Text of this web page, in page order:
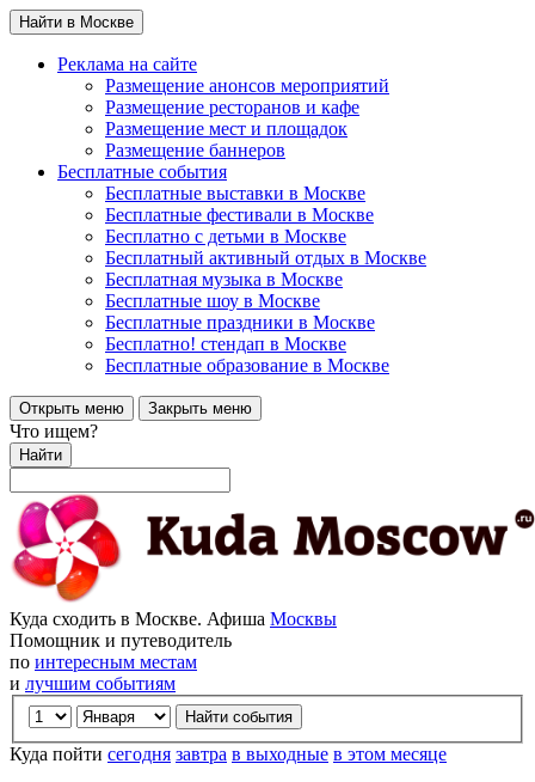
Найти в Москве
Реклама на сайте
Размещение анонсов мероприятий
Размещение ресторанов и кафе
Размещение мест и площадок
Размещение баннеров
Бесплатные события
Бесплатные выставки в Москве
Бесплатные фестивали в Москве
Бесплатно с детьми в Москве
Бесплатный активный отдых в Москве
Бесплатная музыка в Москве
Бесплатные шоу в Москве
Бесплатные праздники в Москве
Бесплатно! стендап в Москве
Бесплатные образование в Москве
Открыть меню Закрыть меню
Что ищем?
Найти
Куда сходить в Москве. Афиша Москвы
Помощник и путеводитель
по интересным местам
и лучшим событиям
Куда пойти сегодня завтра в выходные в этом месяце